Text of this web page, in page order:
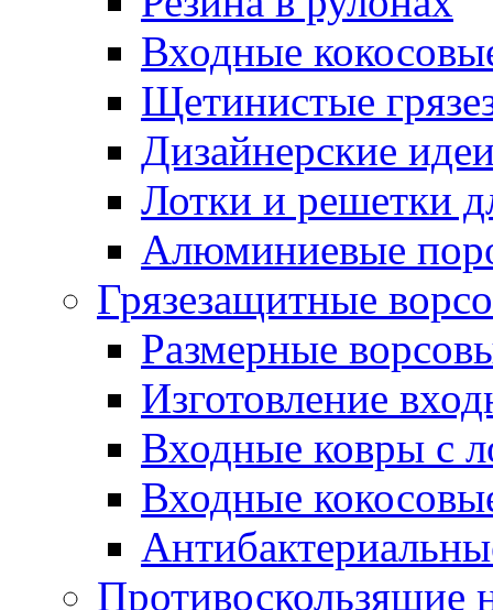
Входные
Щетинистые
Дизайнерские
Лотки и решетки
Алюминиевые
Грязезащитные
Размерные
Изготовление
Входные ковры с
Входные
Противоскользящие